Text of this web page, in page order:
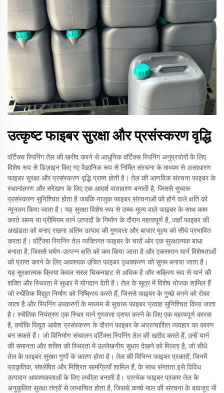
उत्कृष्ट फाइबर सुरक्षा और प्रसंस्करण वृद्धि
वॉर्टेक्स स्पिनिंग तेल की खरीद करने से आधुनिक वॉर्टेक्स स्पिनिंग अनुप्रयोगों के लिए
विशेष रूप से डिज़ाइन किए गए वैज्ञानिक रूप से निर्मित संरचना के माध्यम से असाधारण
फाइबर सुरक्षा और प्रसंस्करण वृद्धि प्राप्त होती है। तेल की आणविक संरचना फाइबर के
स्थानांतरण और संरेखण के लिए एक आदर्श वातावरण बनाती है, जिससे सुचारू
प्रसंस्करण सुनिश्चित होता है जबकि नाजुक फाइबर संरचनाओं को होने वाले क्षति को
न्यूनतम किया जाता है। यह सुरक्षा विशेष रूप से उच्च-मूल्य वाले फाइबर के साथ काम
करते समय या प्रीमियम यार्न उत्पादों के निर्माण के दौरान महत्वपूर्ण है, जहाँ फाइबर की
अखंडता को बनाए रखना अंतिम उत्पाद की गुणवत्ता और बाजार मूल्य को सीधे प्रभावित
करता है। वॉर्टेक्स स्पिनिंग तेल व्यक्तिगत फाइबर के चारों ओर एक सुरक्षात्मक बाधा
बनाता है, जिससे घर्षण-उत्पन्न क्षति को कम किया जाता है और एकसमान यार्न विशेषताओं
को प्राप्त करने के लिए आवश्यक उचित फाइबर पृथक्करण को सुगम बनाया जाता है।
यह सुरक्षात्मक क्रिया केवल सरल चिकनाहट से अधिक है और सक्रिय रूप से यार्न की
शक्ति और स्थिरता में सुधार में योगदान देती है। तेल के सूत्र में विशेष योजक शामिल हैं
जो स्थैतिक विद्युत निर्माण को निष्क्रिय करते हैं, जिससे फाइबर के गुच्छे बनने को रोका
जाता है और स्पिनिंग उपकरणों के माध्यम से सुचारू फाइबर प्रवाह सुनिश्चित किया जाता
है। स्थैतिक नियंत्रण एक स्थिर यार्न गुणवत्ता प्राप्त करने के लिए एक महत्वपूर्ण कारक
है, क्योंकि विद्युत आवेश प्रसंस्करण के दौरान फाइबर के अप्रत्याशित व्यवहार का कारण
बन सकते हैं। जो विनिर्माण संचालन वॉर्टेक्स स्पिनिंग तेल की खरीद करते हैं, उन्हें यार्न
की समानता और शक्ति की स्थिरता में उल्लेखनीय सुधार देखने को मिलता है, जो सीधे
तेल के फाइबर सुरक्षा गुणों के कारण होता है। तेल की विभिन्न फाइबर प्रकारों, जिनमें
प्राकृतिक, संश्लेषित और मिश्रित सामग्रियाँ शामिल हैं, के साथ संगतता इसे विविध
उत्पादन आवश्यकताओं के लिए लचीला बनाती है। प्रत्येक फाइबर प्रकार तेल के
अनुकूलित सुरक्षा तंत्रों से लाभान्वित होता है, जिससे कच्चे माल की संरचना के बावजूद भी